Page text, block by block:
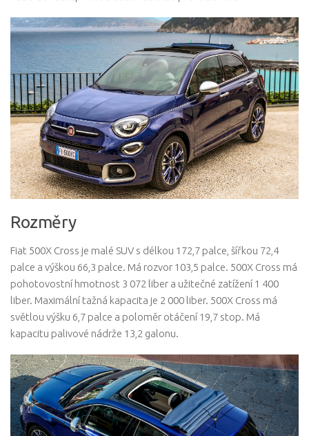
Rozměry
Fiat 500X Cross je malé SUV s délkou 172,7 palce, šířkou 72,4
palce a výškou 66,3 palce. Má rozvor 103,5 palce. 500X Cross má
pohotovostní hmotnost 3 072 liber a užitečné zatížení 1 400
liber. Maximální tažná kapacita je 2 000 liber. 500X Cross má
světlou výšku 6,7 palce a poloměr otáčení 19,7 stop. Má
kapacitu palivové nádrže 13,2 galonu.